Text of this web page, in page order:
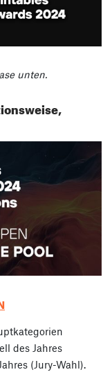
unten.
des Jahres
(Jury-Wahl).